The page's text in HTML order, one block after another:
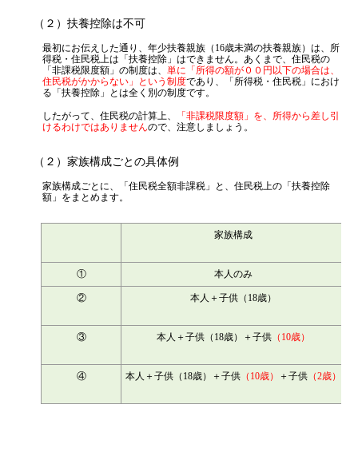
（２）扶養控除は不可
最初にお伝えした通り、年少扶養親族（16歳未満の扶養親族）は、所
得税・住民税上は「扶養控除」はできません。あくまで、住民税の
「非課税限度額」の制度は、 単に「所得の額が００円以下の場合は、
住民税がかからない」という制度であり、「所得税・住民税」におけ
る「扶養控除」とは全く別の制度です。
したがって、住民税の計算上、
「非課税限度額」を、所得から差し引
けるわけではありませんので、注意しましょう。
（２）家族構成ごとの具体例
家族構成ごとに、「住民税全額非課税」と、住民税上の「扶養控除
額」をまとめます。
家族構成
① 本人のみ
② 本人＋子供（18歳）
③ 本人＋子供（18歳）＋子供 （10歳）
④ 本人＋子供（18歳）＋子供 （10歳） ＋子供 （2歳）